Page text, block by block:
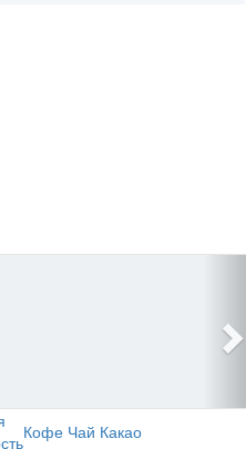
Кофе Чай Какао